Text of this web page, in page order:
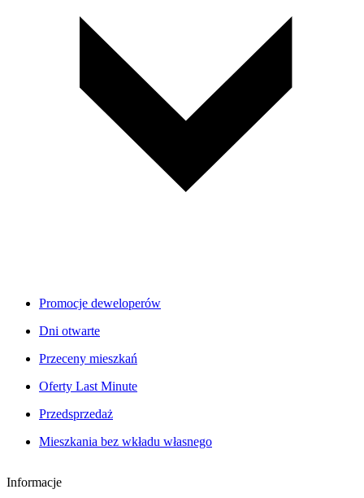
Promocje deweloperów
Dni otwarte
Przeceny mieszkań
Oferty Last Minute
Przedsprzedaż
Mieszkania bez wkładu własnego
Informacje